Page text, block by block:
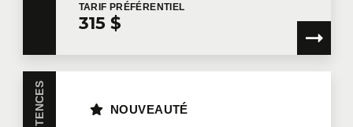
TARIF PRÉFÉRENTIEL
315 $
NOUVEAUTÉ